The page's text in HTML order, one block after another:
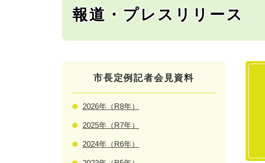
報道・プレスリリース
本
市長定例記者会見資料
2026年（R8年）
2025年（R7年）
2024年（R6年）